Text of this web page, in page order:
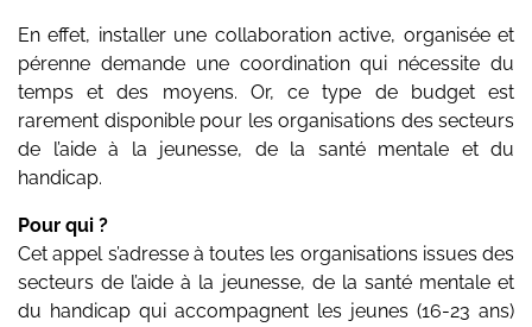
En effet, installer une collaboration active, organisée et
pérenne demande une coordination qui nécessite du
temps et des moyens. Or, ce type de budget est
rarement disponible pour les organisations des secteurs
de l’aide à la jeunesse, de la santé mentale et du
handicap.
Pour qui ?
Cet appel s’adresse à toutes les organisations issues des
secteurs de l’aide à la jeunesse, de la santé mentale et
du handicap qui accompagnent les jeunes (16-23 ans)